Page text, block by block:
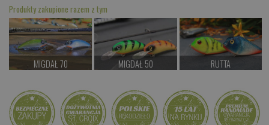
Produkty zakupione razem z tym
MIGDAŁ 70
Kup teraz >
MIGDAŁ 50
Kup teraz >
RUTTA
Kup teraz >
Vetra